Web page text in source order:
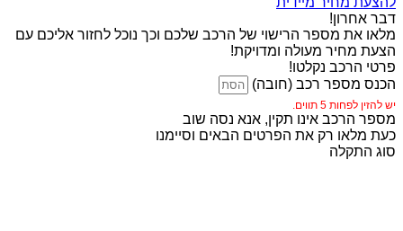
דבר אחרון!
מלאו את מספר הרישוי של הרכב שלכם וכך נוכל לחזור אליכם עם
הצעת מחיר מעולה ומדויקת!
פרטי הרכב נקלטו!
הכנס מספר רכב (חובה)
יש להזין לפחות 5 תווים.
מספר הרכב אינו תקין, אנא נסה שוב
כעת מלאו רק את הפרטים הבאים וסיימנו
סוג התקלה